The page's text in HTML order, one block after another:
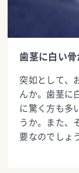
歯茎に白い
突如として、
んか。歯茎に
に驚く方も多
うか。また、
要なのでしょ